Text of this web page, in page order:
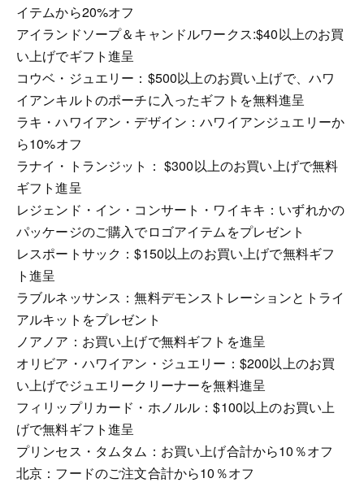
イテムから20%オフ
アイランドソープ＆キャンドルワークス:$40以上のお買
い上げでギフト進呈
コウベ・ジュエリー：$500以上のお買い上げで、ハワ
イアンキルトのポーチに入ったギフトを無料進呈
ラキ・ハワイアン・デザイン：ハワイアンジュエリーか
ら10%オフ
ラナイ・トランジット： $300以上のお買い上げで無料
ギフト進呈
レジェンド・イン・コンサート・ワイキキ：いずれかの
パッケージのご購入でロゴアイテムをプレゼント
レスポートサック：$150以上のお買い上げで無料ギフ
ト進呈
ラブルネッサンス：無料デモンストレーションとトライ
アルキットをプレゼント
ノアノア：お買い上げで無料ギフトを進呈
オリビア・ハワイアン・ジュエリー：$200以上のお買
い上げでジュエリークリーナーを無料進呈
フィリップリカード・ホノルル：$100以上のお買い上
げで無料ギフト進呈
プリンセス・タムタム：お買い上げ合計から10％オフ
北京：フードのご注文合計から10％オフ